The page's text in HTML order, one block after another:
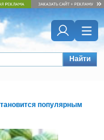
Найти
популярным